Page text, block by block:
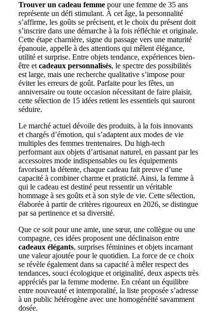
Trouver un cadeau femme pour une femme de 35 ans
représente un défi stimulant. À cet âge, la personnalité
s’affirme, les goûts se précisent, et le choix du présent doit
s’inscrire dans une démarche à la fois réfléchie et originale.
Cette étape charnière, signe du passage vers une maturité
épanouie, appelle à des attentions qui mêlent élégance,
utilité et surprise. Entre objets tendance, expériences bien-
être et cadeaux personnalisés, le spectre des possibilités
est large, mais une recherche qualitative s’impose pour
éviter les erreurs de goût. Parfaite pour les fêtes, un
anniversaire ou toute occasion nécessitant de faire plaisir,
cette sélection de 15 idées retient les essentiels qui sauront
séduire.
Le marché actuel dévoile des produits, à la fois innovants
et chargés d’émotion, qui s’adaptent aux modes de vie
multiples des femmes trentenaires. Du high-tech
performant aux objets d’artisanat naturel, en passant par les
accessoires mode indispensables ou les équipements
favorisant la détente, chaque cadeau fait preuve d’une
capacité à combiner charme et praticité. Ainsi, la femme à
qui le cadeau est destiné peut ressentir un véritable
hommage à ses goûts et à son style de vie. Cette sélection,
élaborée à partir de critères rigoureux en 2026, se distingue
par sa pertinence et sa diversité.
Que ce soit pour une amie, une sœur, une collègue ou une
compagne, ces idées proposent une déclinaison entre
cadeaux élégants, surprises féminines et objets incarnant
une valeur ajoutée pour le quotidien. La force de ce choix
se révèle également dans sa capacité à mêler respect des
tendances, souci écologique et originalité, deux aspects très
appréciés par la femme moderne. En créant un équilibre
entre nouveauté et intemporalité, la liste proposée s’adresse
à un public hétérogène avec une homogénéité savamment
dosée.